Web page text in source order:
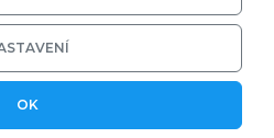
EFRR|Ochrana soukromí
cookies
OK